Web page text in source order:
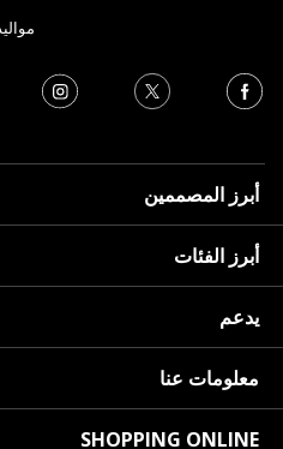
أبرز المصممين
أبرز الفئات
يدعم
معلومات عنا
SHOPPING ONLINE